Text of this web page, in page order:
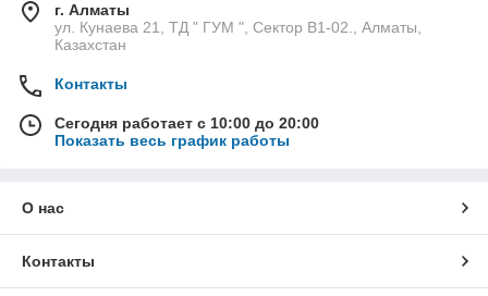
г. Алматы
ул. Кунаева 21, ТД " ГУМ ", Сектор В1-02., Алматы,
Казахстан
Контакты
Сегодня работает с 10:00 до 20:00
Показать весь график работы
О нас
Контакты